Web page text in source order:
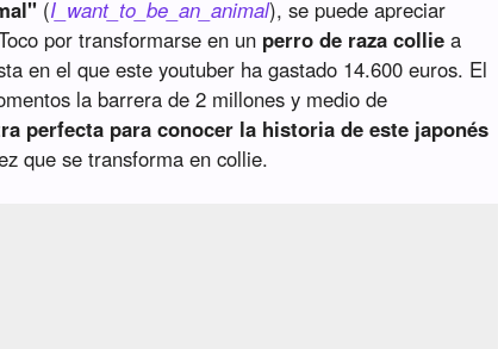
(I_want_to_be_an_animal), se puede apreciar
por transformarse en un perro de raza collie a
en el que este youtuber ha gastado 14.600 euros. El
la barrera de 2 millones y medio de
perfecta para conocer la historia de este japonés
que se transforma en collie.